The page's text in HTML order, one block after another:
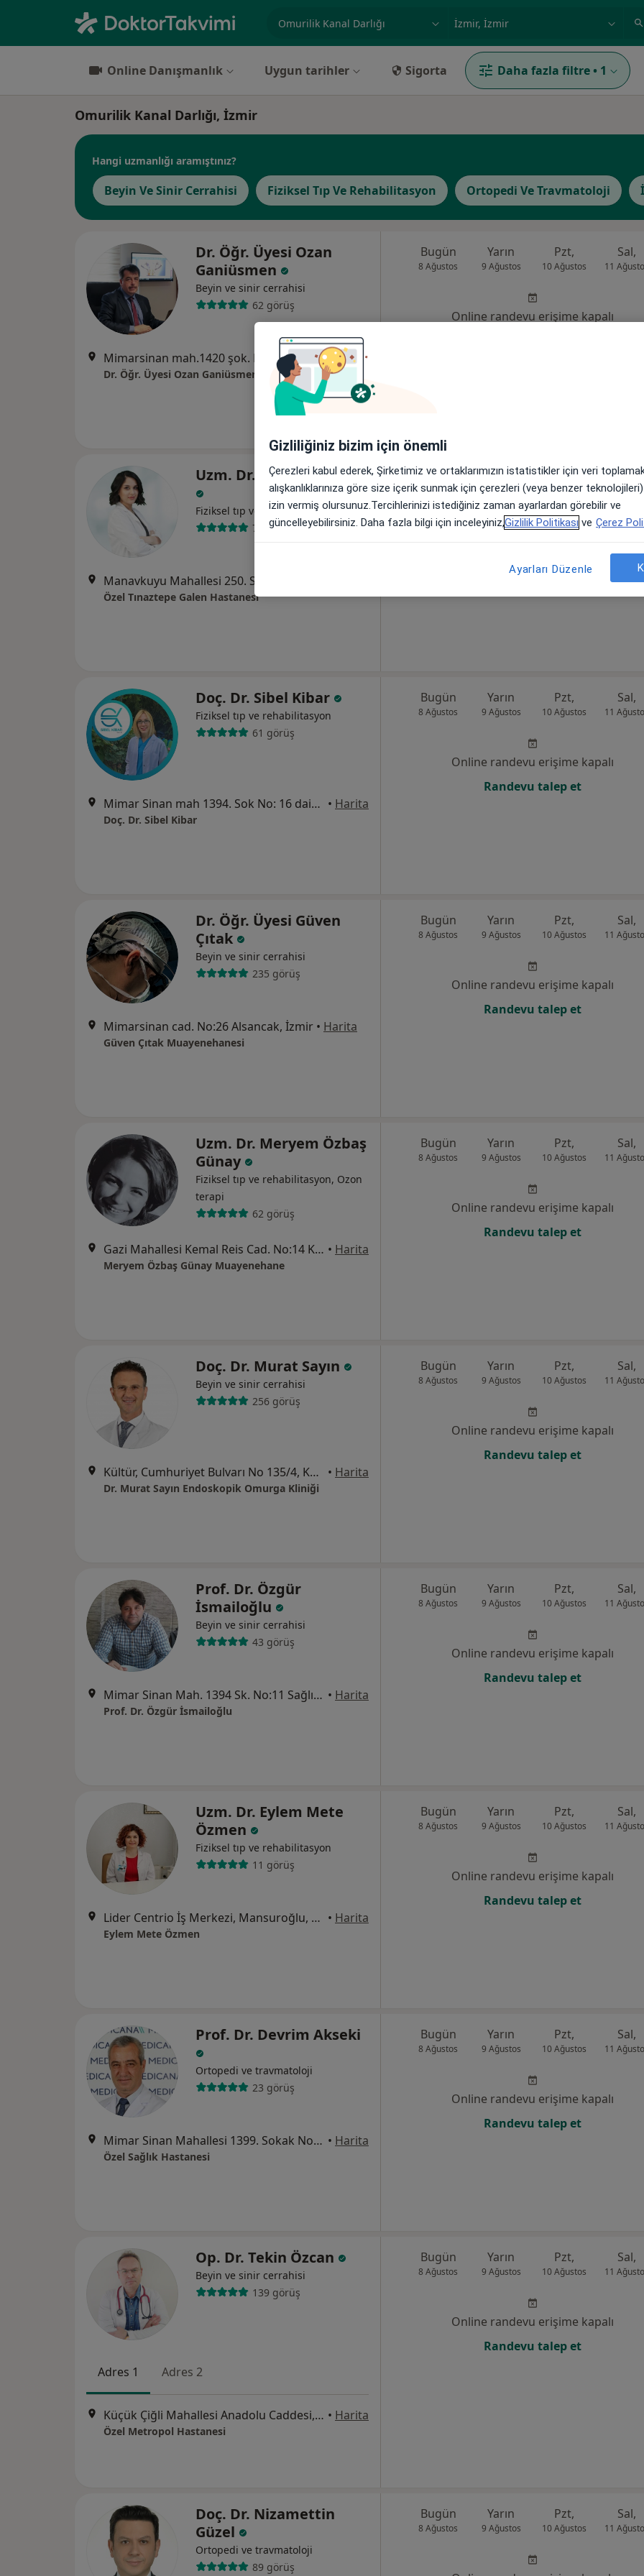
Uzmanlık, ilgi alanı ve hastalık, isimörnek: İstanbul
Online Danışmanlık Uygun tarihler Sigorta Daha fazla filtre • 1
Omurilik Kanal Darlığı, İzmir
Hangi uzmanlığı aramıştınız?
Beyin Ve Sinir Cerrahisi Fiziksel Tıp Ve Rehabilitasyon Ortopedi Ve Travmatoloji
Dr. Öğr. Üyesi Ozan
Ganiüsmen
Beyin ve sinir cerrahisi
62 görüş
Mimarsinan mah.1420 şok. No:107 D:2 K:1 Alsancak -İzmir(TRT Binası arkası), İzmir Harita
Dr. Öğr. Üyesi Ozan Ganiüsmen Muayehanesi
Bugün
8 Ağustos
Yarın
9 Ağustos
Pzt,
10 Ağustos
Sal,
11
Online randevu erişime kapalı
Uzm. Dr. Sahel Taravati
Fiziksel tıp ve rehabilitasyon
73 görüş
Özel Tınaztepe Galen Hastanesi
Bugün
8 Ağustos
Yarın
9 Ağustos
Pzt,
10 Ağustos
Sal,
11
Randevu talep et
Doç. Dr. Sibel Kibar
Fiziksel tıp ve rehabilitasyon
61 görüş
Mimar Sinan mah 1394. Sok No: 16 daire: 2 kat :1, İzmir • Harita
Doç. Dr. Sibel Kibar
Bugün
8 Ağustos
Yarın
9 Ağustos
Pzt,
10 Ağustos
Sal,
11
Online randevu erişime kapalı
Randevu talep et
Dr. Öğr. Üyesi Güven
Çıtak
Beyin ve sinir cerrahisi
235 görüş
Mimarsinan cad. No:26 Alsancak, İzmir • Harita
Güven Çıtak Muayenehanesi
Bugün
8 Ağustos
Yarın
9 Ağustos
Pzt,
10 Ağustos
Sal,
11
Online randevu erişime kapalı
Randevu talep et
Uzm. Dr. Meryem Özbaş
Günay
Fiziksel tıp ve rehabilitasyon, Ozon
terapi
62 görüş
Gazi Mahallesi Kemal Reis Cad. No:14 Kat:2 Gaziemir/İzmir, İzmir • Harita
Meryem Özbaş Günay Muayenehane
Bugün
8 Ağustos
Yarın
9 Ağustos
Pzt,
10 Ağustos
Sal,
11
Online randevu erişime kapalı
Randevu talep et
Doç. Dr. Murat Sayın
Beyin ve sinir cerrahisi
256 görüş
Kültür, Cumhuriyet Bulvarı No 135/4, Konak/İzmir, İzmir • Harita
Dr. Murat Sayın Endoskopik Omurga Kliniği
Bugün
8 Ağustos
Yarın
9 Ağustos
Pzt,
10 Ağustos
Sal,
11
Online randevu erişime kapalı
Randevu talep et
Prof. Dr. Özgür
İsmailoğlu
Beyin ve sinir cerrahisi
43 görüş
Mimar Sinan Mah. 1394 Sk. No:11 Sağlık İşhanı Kat 6 D: 16 Alsancak, İzmir • Harita
Prof. Dr. Özgür İsmailoğlu
Bugün
8 Ağustos
Yarın
9 Ağustos
Pzt,
10 Ağustos
Sal,
11
Online randevu erişime kapalı
Randevu talep et
Uzm. Dr. Eylem Mete
Özmen
Fiziksel tıp ve rehabilitasyon
11 görüş
Lider Centrio İş Merkezi, Mansuroğlu, 1593/1. Sk. No:4 A Blok, Bayraklı • Harita
Eylem Mete Özmen
Bugün
8 Ağustos
Yarın
9 Ağustos
Pzt,
10 Ağustos
Sal,
11
Online randevu erişime kapalı
Randevu talep et
Prof. Dr. Devrim Akseki
Ortopedi ve travmatoloji
23 görüş
Mimar Sinan Mahallesi 1399. Sokak No:25 Alsancak, Konak • Harita
Özel Sağlık Hastanesi
Bugün
8 Ağustos
Yarın
9 Ağustos
Pzt,
10 Ağustos
Sal,
11
Online randevu erişime kapalı
Randevu talep et
Op. Dr. Tekin Özcan
Beyin ve sinir cerrahisi
139 görüş
Adres 1 Adres 2
Küçük Çiğli Mahallesi Anadolu Caddesi, İzmir • Harita
Özel Metropol Hastanesi
Bugün
8 Ağustos
Yarın
9 Ağustos
Pzt,
10 Ağustos
Sal,
11
Online randevu erişime kapalı
Randevu talep et
Doç. Dr. Nizamettin
Güzel
Ortopedi ve travmatoloji
89 görüş
Bugün
8 Ağustos
Yarın
9 Ağustos
Pzt,
10 Ağustos
Sal,
11
Gizliliğiniz bizim için önemli
Çerezleri kabul ederek, Şirketimiz ve ortaklarımızın istatistikler için veri
alışkanlıklarınıza göre size içerik sunmak için çerezleri (veya benzer
izin vermiş olursunuz.Tercihlerinizi istediğiniz zaman ayarlardan görebilir ve
güncelleyebilirsiniz. Daha fazla bilgi için inceleyiniz,Gizlilik Politikası ve Çerez
Ayarları Düzenle